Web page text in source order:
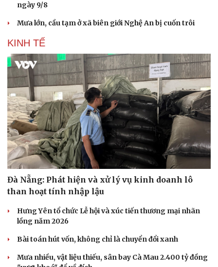
ngày 9/8
Mưa lớn, cầu tạm ở xã biên giới Nghệ An bị cuốn trôi
KINH TẾ
Đà Nẵng: Phát hiện và xử lý vụ kinh doanh lô
than hoạt tính nhập lậu
Hưng Yên tổ chức Lễ hội và xúc tiến thương mại nhãn
lồng năm 2026
Bài toán hút vốn, không chỉ là chuyển đổi xanh
Mưa nhiều, vật liệu thiếu, sân bay Cà Mau 2.400 tỷ đồng